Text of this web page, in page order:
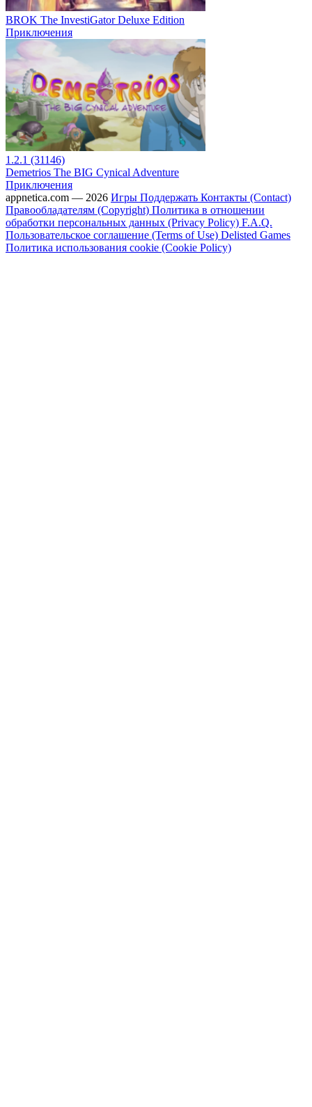
BROK The InvestiGator Deluxe Edition
Приключения
1.2.1 (31146)
Demetrios The BIG Cynical Adventure
Приключения
appnetica.com — 2026 Игры Поддержать Контакты (Contact)
Правообладателям (Copyright) Политика в отношении
обработки персональных данных (Privacy Policy) F.A.Q.
Пользовательское соглашение (Terms of Use) Delisted Games
Политика использования cookie (Cookie Policy)